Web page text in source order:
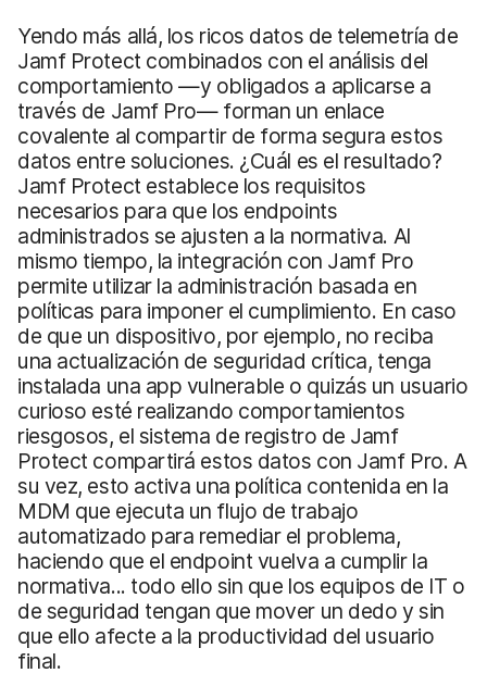
Yendo más allá, los ricos datos de telemetría de
Jamf Protect combinados con el análisis del
comportamiento —y obligados a aplicarse a
través de Jamf Pro— forman un enlace
covalente al compartir de forma segura estos
datos entre soluciones. ¿Cuál es el resultado?
Jamf Protect establece los requisitos
necesarios para que los endpoints
administrados se ajusten a la normativa. Al
mismo tiempo, la integración con Jamf Pro
permite utilizar la administración basada en
políticas para imponer el cumplimiento. En caso
de que un dispositivo, por ejemplo, no reciba
una actualización de seguridad crítica, tenga
instalada una app vulnerable o quizás un usuario
curioso esté realizando comportamientos
riesgosos, el sistema de registro de Jamf
Protect compartirá estos datos con Jamf Pro. A
su vez, esto activa una política contenida en la
MDM que ejecuta un flujo de trabajo
automatizado para remediar el problema,
haciendo que el endpoint vuelva a cumplir la
normativa... todo ello sin que los equipos de IT o
de seguridad tengan que mover un dedo y sin
que ello afecte a la productividad del usuario
final.